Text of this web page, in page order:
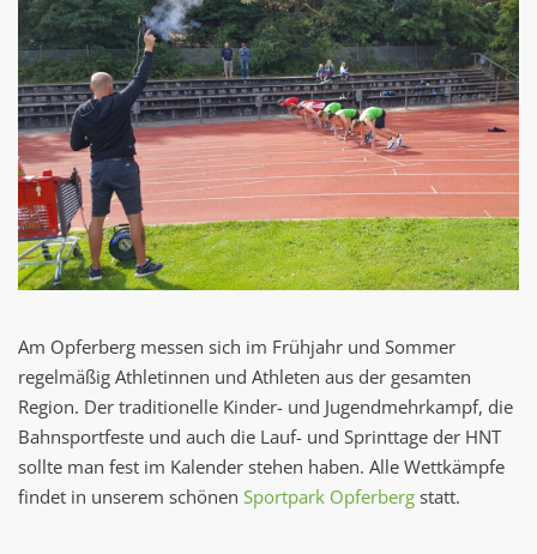
Am Opferberg messen sich im Frühjahr und Sommer
regelmäßig Athletinnen und Athleten aus der gesamten
Region. Der traditionelle Kinder- und Jugendmehrkampf, die
Bahnsportfeste und auch die Lauf- und Sprinttage der HNT
sollte man fest im Kalender stehen haben. Alle Wettkämpfe
findet in unserem schönen Sportpark Opferberg statt.